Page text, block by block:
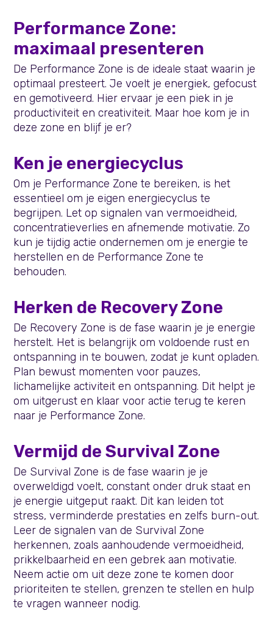
Performance Zone:
maximaal presenteren
De Performance Zone is de ideale staat waarin je
optimaal presteert. Je voelt je energiek, gefocust
en gemotiveerd. Hier ervaar je een piek in je
productiviteit en creativiteit. Maar hoe kom je in
deze zone en blijf je er?
Ken je energiecyclus
Om je Performance Zone te bereiken, is het
essentieel om je eigen energiecyclus te
begrijpen. Let op signalen van vermoeidheid,
concentratieverlies en afnemende motivatie. Zo
kun je tijdig actie ondernemen om je energie te
herstellen en de Performance Zone te
behouden.
Herken de Recovery Zone
De Recovery Zone is de fase waarin je je energie
herstelt. Het is belangrijk om voldoende rust en
ontspanning in te bouwen, zodat je kunt opladen.
Plan bewust momenten voor pauzes,
lichamelijke activiteit en ontspanning. Dit helpt je
om uitgerust en klaar voor actie terug te keren
naar je Performance Zone.
Vermijd de Survival Zone
De Survival Zone is de fase waarin je je
overweldigd voelt, constant onder druk staat en
je energie uitgeput raakt. Dit kan leiden tot
stress, verminderde prestaties en zelfs burn-out.
Leer de signalen van de Survival Zone
herkennen, zoals aanhoudende vermoeidheid,
prikkelbaarheid en een gebrek aan motivatie.
Neem actie om uit deze zone te komen door
prioriteiten te stellen, grenzen te stellen en hulp
te vragen wanneer nodig.